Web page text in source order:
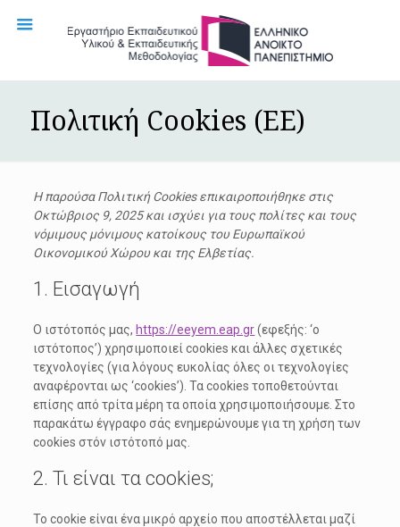
Πολιτική Cookies (ΕΕ)
Η παρούσα Πολιτική Cookies επικαιροποιήθηκε στις
Οκτώβριος 9, 2025 και ισχύει για τους πολίτες και τους
νόμιμους μόνιμους κατοίκους του Ευρωπαϊκού
Οικονομικού Χώρου και της Ελβετίας.
1. Εισαγωγή
Ο ιστότοπός μας, https://eeyem.eap.gr(εφεξής: ‘ο
ιστότοπος’) χρησιμοποιεί cookies και άλλες σχετικές
τεχνολογίες (για λόγους ευκολίας όλες οι τεχνολογίες
αναφέρονται ως ‘cookies’). Τα cookies τοποθετούνται
επίσης από τρίτα μέρη τα οποία χρησιμοποιήσουμε. Στο
παρακάτω έγγραφο σάς ενημερώνουμε για τη χρήση των
cookies στόν ιστότοπό μας.
2. Τι είναι τα cookies;
Το cookie είναι ένα μικρό αρχείο που αποστέλλεται μαζί